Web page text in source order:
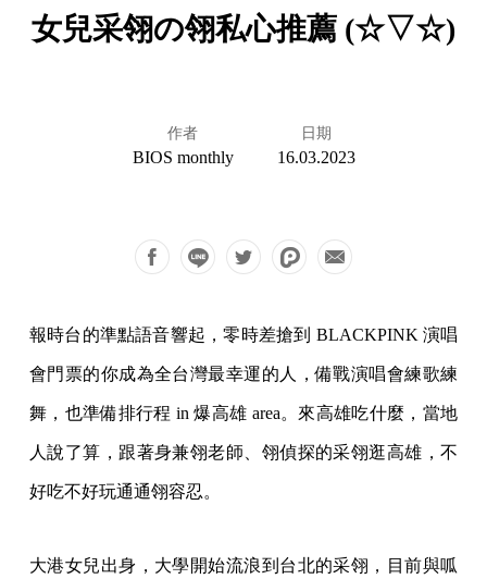
女兒采翎の翎私心推薦 (☆▽☆)
作者
BIOS monthly
日期
16.03.2023
報時台的準點語音響起，零時差搶到 BLACKPINK 演唱
會門票的你成為全台灣最幸運的人，備戰演唱會練歌練
舞，也準備排行程 in 爆高雄 area。來高雄吃什麼，當地
人說了算，跟著身兼翎老師、翎偵探的采翎逛高雄，不
好吃不好玩通通翎容忍。
大港女兒出身，大學開始流浪到台北的采翎，目前與呱